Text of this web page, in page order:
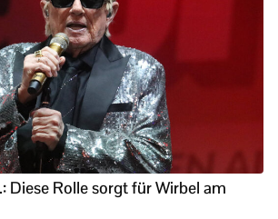
Diese Rolle sorgt für Wirbel am